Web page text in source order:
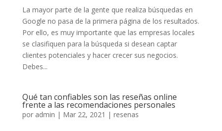
La mayor parte de la gente que realiza búsquedas en
Google no pasa de la primera página de los resultados.
Por ello, es muy importante que las empresas locales
se clasifiquen para la búsqueda si desean captar
clientes potenciales y hacer crecer sus negocios.
Debes...
Qué tan confiables son las reseñas online
frente a las recomendaciones personales
por admin | Mar 22, 2021 | resenas